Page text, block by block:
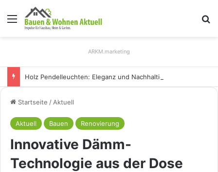
Menü
ARKM.marketing
Startseite / Aktuell
Aktuell Bauen Renovierung
Innovative Dämm-
Technologie aus der Dose